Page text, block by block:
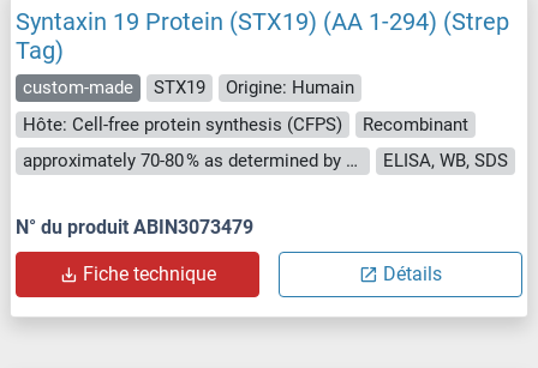
Syntaxin 19 Protein (STX19) (AA 1-294) (Strep
Tag)
custom-made STX19
Origine: Humain
Hôte: Cell-free protein synthesis (CFPS)
Recombinant
approximately 70-80 % as determined by SDS PAGE, Western Blot and analytical SEC (HPLC).
ELISA, WB, SDS
N° du produit ABIN3073479
Fiche technique Détails